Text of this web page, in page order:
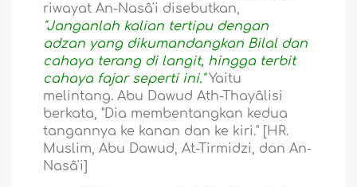
riwayat An-Nasâ'i disebutkan,
"Janganlah kalian tertipu dengan
adzan yang dikumandangkan Bilal dan
cahaya terang di langit, hingga terbit
cahaya fajar seperti ini."Yaitu
melintang. Abu Dawud Ath-Thayâlisi
berkata, "Dia membentangkan kedua
tangannya ke kanan dan ke kiri." [HR.
Muslim, Abu Dawud, At-Tirmidzi, dan An-
Nasâ'i]